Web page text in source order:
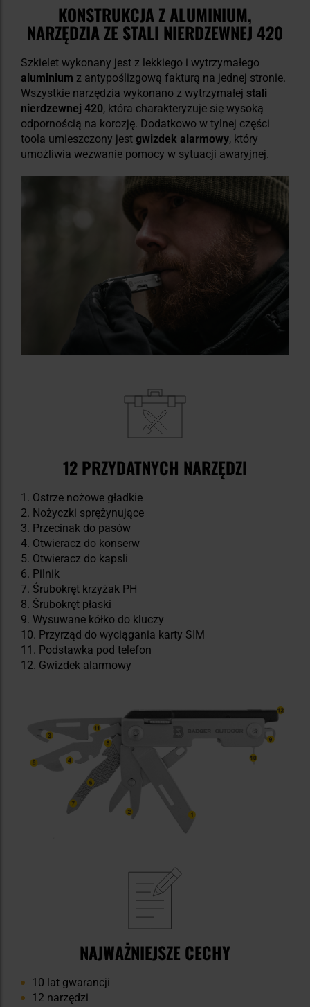
KONSTRUKCJA Z ALUMINIUM,
NARZĘDZIA ZE STALI NIERDZEWNEJ 420
Szkielet wykonany jest z lekkiego i wytrzymałego
aluminium z antypoślizgową fakturą na jednej stronie.
Wszystkie narzędzia wykonano z wytrzymałej stali
nierdzewnej 420, która charakteryzuje się wysoką
odpornością na korozję. Dodatkowo w tylnej części
toola umieszczony jest gwizdek alarmowy, który
umożliwia wezwanie pomocy w sytuacji awaryjnej.
12 PRZYDATNYCH NARZĘDZI
Ostrze nożowe gładkie
Nożyczki sprężynujące
Przecinak do pasów
Otwieracz do konserw
Otwieracz do kapsli
Pilnik
Śrubokręt krzyżak PH
Śrubokręt płaski
Wysuwane kółko do kluczy
Przyrząd do wyciągania karty SIM
Podstawka pod telefon
Gwizdek alarmowy
NAJWAŻNIEJSZE CECHY
10 lat gwarancji
12 narzędzi